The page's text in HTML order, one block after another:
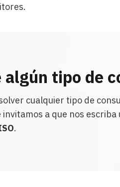
algún tipo de
cualquier tipo de
a que nos escriba
.